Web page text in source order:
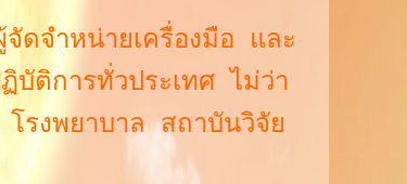
จำหน่ายเครื่องมือ และ
ติการทั่วประเทศ ไม่ว่า
รงพยาบาล สถาบันวิจัย